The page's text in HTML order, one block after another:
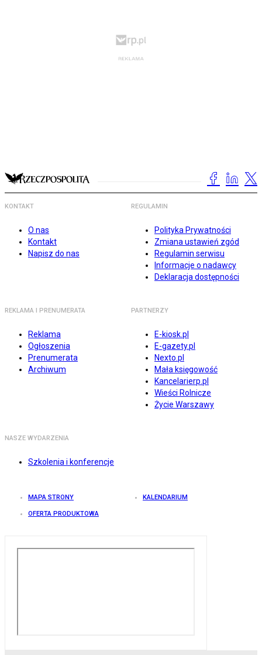
KONTAKT
O nas
Kontakt
Napisz do nas
REGULAMIN
Polityka Prywatności
Zmiana ustawień zgód
Regulamin serwisu
Informacje o nadawcy
Deklaracja dostępności
REKLAMA I PRENUMERATA
Reklama
Ogłoszenia
Prenumerata
Archiwum
PARTNERZY
E-kiosk.pl
E-gazety.pl
Nexto.pl
Mała księgowość
Kancelarierp.pl
Wieści Rolnicze
Życie Warszawy
NASZE WYDARZENIA
Szkolenia i konferencje
MAPA STRONY KALENDARIUM
OFERTA PRODUKTOWA